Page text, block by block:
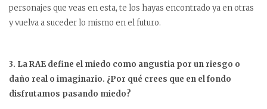
personajes que veas en esta, te los hayas encontrado ya en otras
y vuelva a suceder lo mismo en el futuro.
3. La RAE define el miedo como angustia por un riesgo o
daño real o imaginario. ¿Por qué crees que en el fondo
disfrutamos pasando miedo?